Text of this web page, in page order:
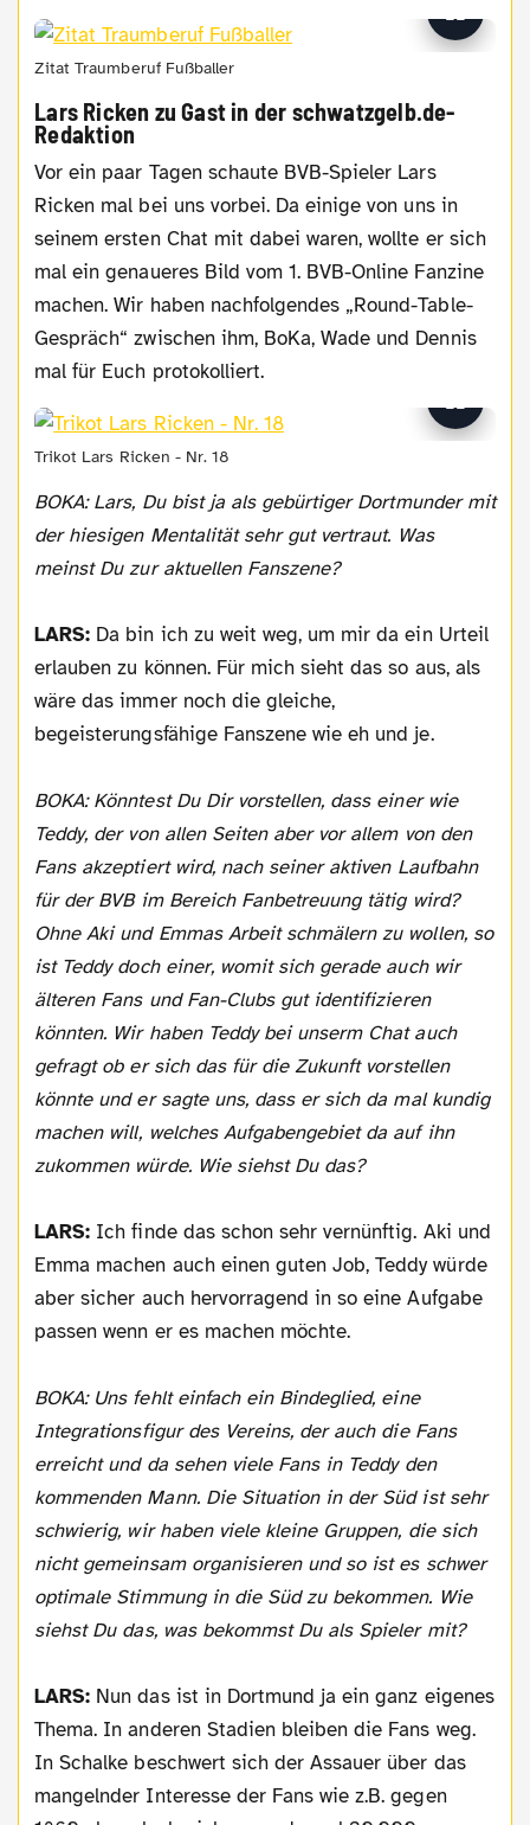
Zitat Traumberuf Fußballer
Lars Ricken zu Gast in der schwatzgelb.de-
Redaktion
Vor ein paar Tagen schaute BVB-Spieler Lars
Ricken mal bei uns vorbei. Da einige von uns in
seinem ersten Chat mit dabei waren, wollte er sich
mal ein genaueres Bild vom 1. BVB-Online Fanzine
machen. Wir haben nachfolgendes „Round-Table-
Gespräch“ zwischen ihm, BoKa, Wade und Dennis
mal für Euch protokolliert.
Trikot Lars Ricken - Nr. 18
BOKA: Lars, Du bist ja als gebürtiger Dortmunder mit
der hiesigen Mentalität sehr gut vertraut. Was
meinst Du zur aktuellen Fanszene?
LARS: Da bin ich zu weit weg, um mir da ein Urteil
erlauben zu können. Für mich sieht das so aus, als
wäre das immer noch die gleiche,
begeisterungsfähige Fanszene wie eh und je.
BOKA: Könntest Du Dir vorstellen, dass einer wie
Teddy, der von allen Seiten aber vor allem von den
Fans akzeptiert wird, nach seiner aktiven Laufbahn
für der BVB im Bereich Fanbetreuung tätig wird?
Ohne Aki und Emmas Arbeit schmälern zu wollen, so
ist Teddy doch einer, womit sich gerade auch wir
älteren Fans und Fan-Clubs gut identifizieren
könnten. Wir haben Teddy bei unserm Chat auch
gefragt ob er sich das für die Zukunft vorstellen
könnte und er sagte uns, dass er sich da mal kundig
machen will, welches Aufgabengebiet da auf ihn
zukommen würde. Wie siehst Du das?
LARS: Ich finde das schon sehr vernünftig. Aki und
Emma machen auch einen guten Job, Teddy würde
aber sicher auch hervorragend in so eine Aufgabe
passen wenn er es machen möchte.
BOKA: Uns fehlt einfach ein Bindeglied, eine
Integrationsfigur des Vereins, der auch die Fans
erreicht und da sehen viele Fans in Teddy den
kommenden Mann. Die Situation in der Süd ist sehr
schwierig, wir haben viele kleine Gruppen, die sich
nicht gemeinsam organisieren und so ist es schwer
optimale Stimmung in die Süd zu bekommen. Wie
siehst Du das, was bekommst Du als Spieler mit?
LARS: Nun das ist in Dortmund ja ein ganz eigenes
Thema. In anderen Stadien bleiben die Fans weg.
In Schalke beschwert sich der Assauer über das
mangelnder Interesse der Fans wie z.B. gegen